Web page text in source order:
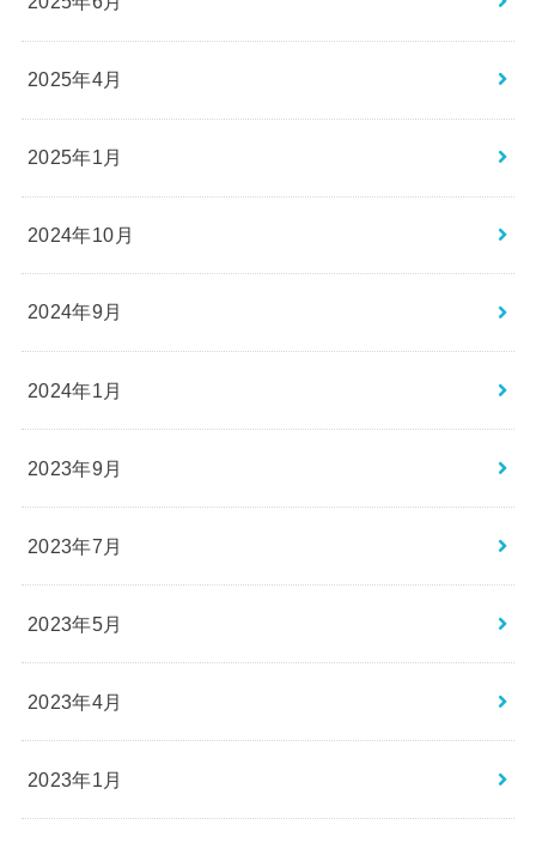
2025年4月
2025年1月
2024年10月
2024年9月
2024年1月
2023年9月
2023年7月
2023年5月
2023年4月
2023年1月